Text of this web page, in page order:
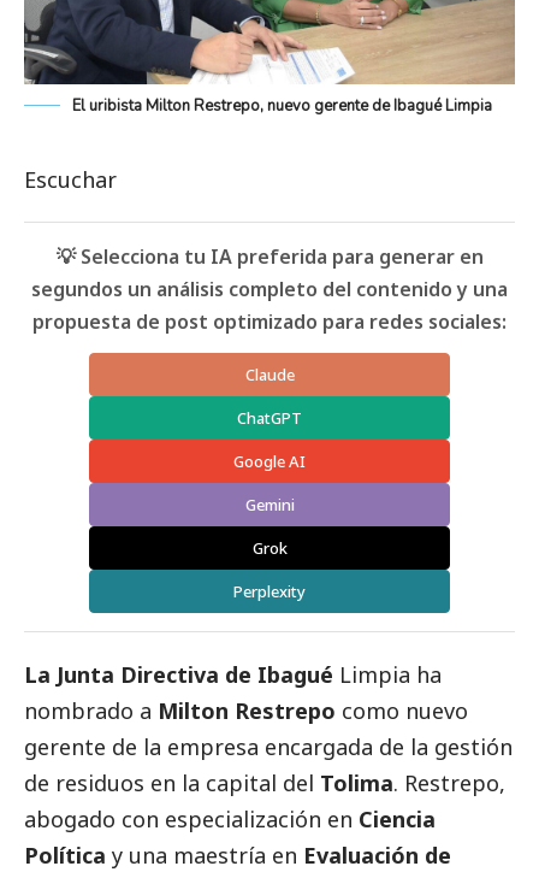
El uribista Milton Restrepo, nuevo gerente de Ibagué Limpia
Escuchar
💡 Selecciona tu IA preferida para generar en
segundos un análisis completo del contenido y una
propuesta de post optimizado para redes sociales:
Claude
ChatGPT
Google AI
Gemini
Grok
Perplexity
La Junta Directiva de Ibagué Limpia ha
nombrado a Milton Restrepo como nuevo
gerente de la empresa encargada de la gestión
de residuos en la capital del Tolima. Restrepo,
abogado con especialización en Ciencia
Política y una maestría en Evaluación de